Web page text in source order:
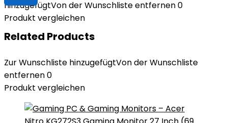
hinzugefügtVon der Wunschliste entfernen0
Produkt vergleichen
Related Products
Zur Wunschliste hinzugefügtVon der Wunschliste
entfernen0
Produkt vergleichen